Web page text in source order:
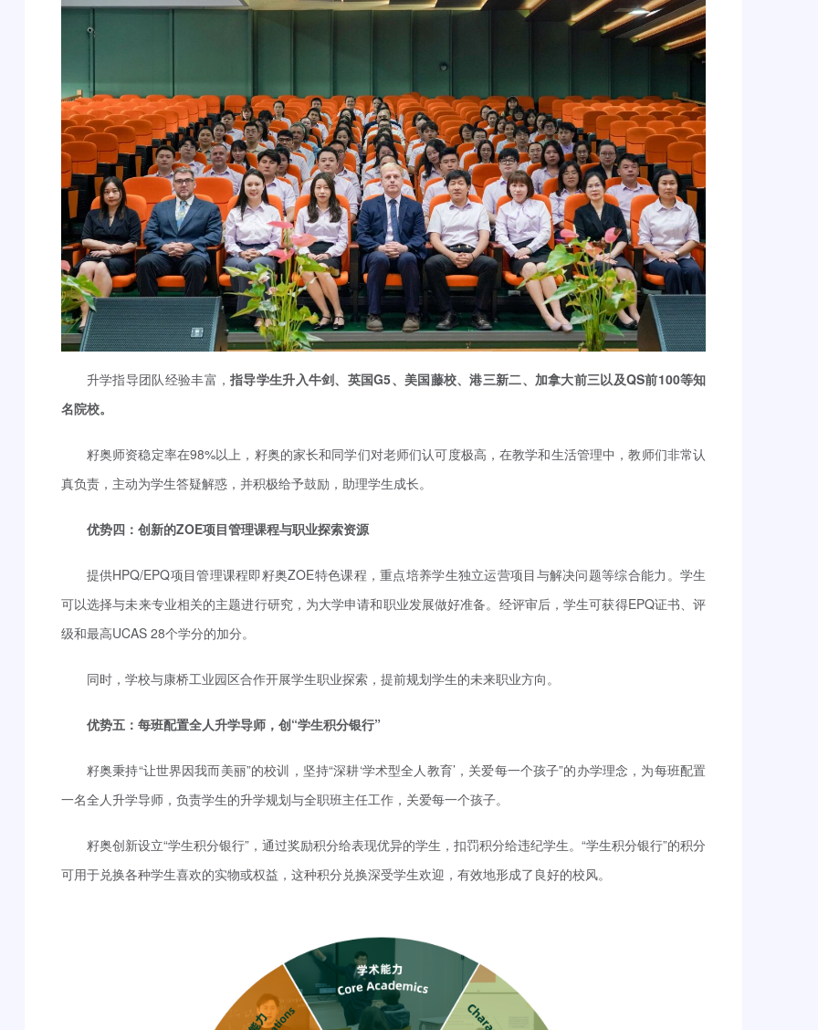
升学指导团队经验丰富，指导学生升入牛剑、英国G5、美国藤校、港三新二、 加拿大前三以及QS前100等知
名院校。
籽奥师资稳定率在98%以上，籽奥的家长和同学们对老师们认可度极高，在教学和生活管理中，教师们非常认
真负责，主动为学生答疑解惑，并积极给予鼓励，助理学生成长。
优势四：创新的ZOE项目管理课程与职业探索资源
提供HPQ/EPQ项目管理课程即籽奥ZOE特色课程，重点培养学生独立运营项目与解决问题等综合能力。学生
可以选择与未来专业相关的主题进行研究，为大学申请和职业发展做好准备。经评审后，学生可获得EPQ证书、评
级和最高UCAS 28个学分的加分。
同时，学校与康桥工业园区合作开展学生职业探索，提前规划学生的未来职业方向。
优势五：每班配置全人升学导师，创“学生积分银行”
籽奥秉持“让世界因我而美丽”的校训，坚持“深耕‘学术型全人教育’，关爱每一个孩子”的办学理念，为每班配置
一名全人升学导师，负责学生的升学规划与全职班主任工作，关爱每一个孩子。
籽奥创新设立“学生积分银行”，通过奖励积分给表现优异的学生，扣罚积分给违纪学生。“学生积分银行”的积分
可用于兑换各种学生喜欢的实物或权益，这种积分兑换深受学生欢迎，有效地形成了良好的校风。